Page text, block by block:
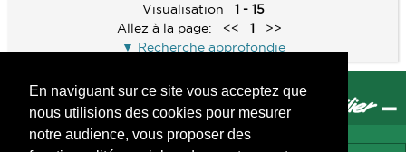
En naviguant sur ce site vous acceptez que
nous utilisions des cookies pour mesurer
notre audience, vous proposer des
Visualisation
1 - 15
Allez à la page:
<< 1
>>
Recherche approfondie